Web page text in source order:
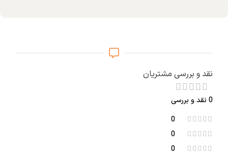
نقد و بررسی مشتریان
0 نقد و بررسی
0
0
0